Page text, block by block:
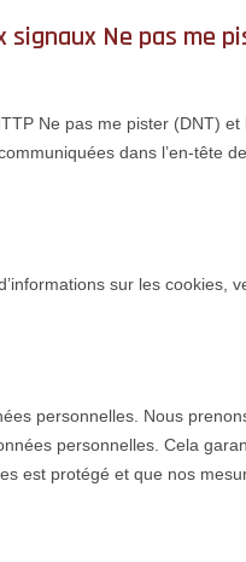
signaux Ne pas me
Ne pas me pister (DNT)
dans l’en-tête
sur les cookies,
personnelles. Nous
personnelles. Cela
est protégé et que nos